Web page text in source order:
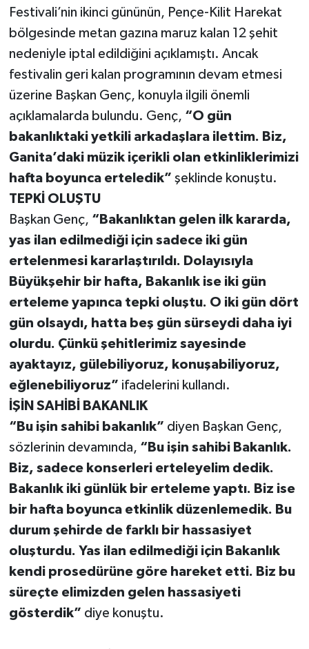
Festivali’nin ikinci gününün, Pençe-Kilit Harekat
bölgesinde metan gazına maruz kalan 12 şehit
nedeniyle iptal edildiğini açıklamıştı. Ancak
festivalin geri kalan programının devam etmesi
üzerine Başkan Genç, konuyla ilgili önemli
açıklamalarda bulundu. Genç, “O gün
bakanlıktaki yetkili arkadaşlara ilettim. Biz,
Ganita’daki müzik içerikli olan etkinliklerimizi
hafta boyunca erteledik” şeklinde konuştu.
TEPKİ OLUŞTU
Başkan Genç, “Bakanlıktan gelen ilk kararda,
yas ilan edilmediği için sadece iki gün
ertelenmesi kararlaştırıldı. Dolayısıyla
Büyükşehir bir hafta, Bakanlık ise iki gün
erteleme yapınca tepki oluştu. O iki gün dört
gün olsaydı, hatta beş gün sürseydi daha iyi
olurdu. Çünkü şehitlerimiz sayesinde
ayaktayız, gülebiliyoruz, konuşabiliyoruz,
eğlenebiliyoruz” ifadelerini kullandı.
İŞİN SAHİBİ BAKANLIK
“Bu işin sahibi bakanlık” diyen Başkan Genç,
sözlerinin devamında, “Bu işin sahibi Bakanlık.
Biz, sadece konserleri erteleyelim dedik.
Bakanlık iki günlük bir erteleme yaptı. Biz ise
bir hafta boyunca etkinlik düzenlemedik. Bu
durum şehirde de farklı bir hassasiyet
oluşturdu. Yas ilan edilmediği için Bakanlık
kendi prosedürüne göre hareket etti. Biz bu
süreçte elimizden gelen hassasiyeti
gösterdik” diye konuştu.